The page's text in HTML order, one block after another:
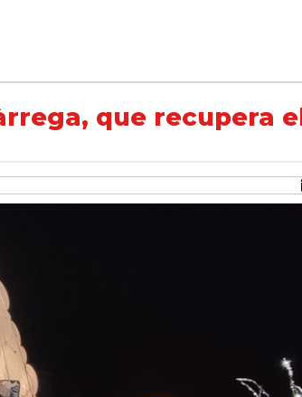
que recupera